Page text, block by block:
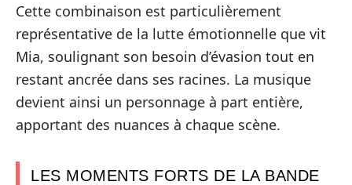
Cette combinaison est particulièrement
représentative de la lutte émotionnelle que vit
Mia, soulignant son besoin d’évasion tout en
restant ancrée dans ses racines. La musique
devient ainsi un personnage à part entière,
apportant des nuances à chaque scène.
LES MOMENTS FORTS DE LA BANDE